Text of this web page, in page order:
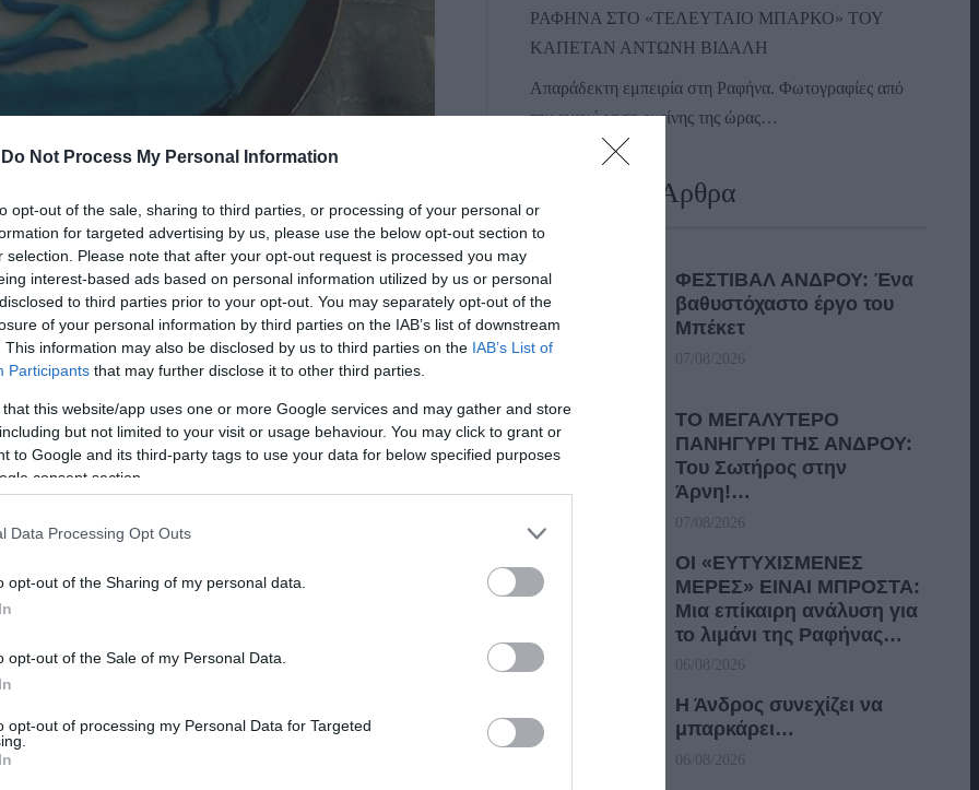
Do Not Process My Personal Information
opt-out of the sale, sharing to third parties, or processing of your personal or
for targeted advertising by us, please use the below opt-out section to
selection. Please note that after your opt-out request is processed you may
interest-based ads based on personal information utilized by us or personal
to third parties prior to your opt-out. You may separately opt-out of the
of your personal information by third parties on the IAB’s list of downstream
This information may also be disclosed by us to third parties on the IAB’s List of
Participants that may further disclose it to other third parties.
that this website/app uses one or more Google services and may gather and store
but not limited to your visit or usage behaviour. You may click to grant or
to Google and its third-party tags to use your data for below specified purposes
consent section.
Data Processing Opt Outs
opt-out of the Sharing of my personal data.
opt-out of the Sale of my Personal Data.
opt-out of processing my Personal Data for Targeted
από την χθεσινή εκδήλωση του Συλλόγου. Αν
ΡΑΦΗΝΑ ΣΤΟ «ΤΕΛΕΥΤΑΙΟ ΜΠΑΡΚΟ» ΤΟΥ
ΚΑΠΕΤΑΝ ΑΝΤΩΝΗ ΒΙΔΑΛΗ
Απαράδεκτη εμπειρία στη Ραφήνα. Φωτογραφίες από
την αναχώρηση εκείνης της ώρας…
Πρόσφατα Άρθρα
ΦΕΣΤΙΒΑΛ ΑΝΔΡΟΥ: Ένα
βαθυστόχαστο έργο του
Μπέκετ
07/08/2026
ΤΟ ΜΕΓΑΛΥΤΕΡΟ
ΠΑΝΗΓΥΡΙ ΤΗΣ ΑΝΔΡΟΥ:
Του Σωτήρος στην
Άρνη!…
07/08/2026
ΟΙ «ΕΥΤΥΧΙΣΜΕΝΕΣ
ΜΕΡΕΣ» ΕΙΝΑΙ ΜΠΡΟΣΤΑ:
Μια επίκαιρη ανάλυση για
το λιμάνι της Ραφήνας…
06/08/2026
Η Άνδρος συνεχίζει να
μπαρκάρει…
06/08/2026